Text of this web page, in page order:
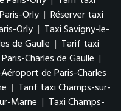
Orly | Réserver taxi
Orly | Taxi Savigny-le-
de Gaulle | Tarif taxi
Charles de Gaulle |
de Paris-Charles
| Tarif taxi Champs-sur-
Marne | Taxi Champs-